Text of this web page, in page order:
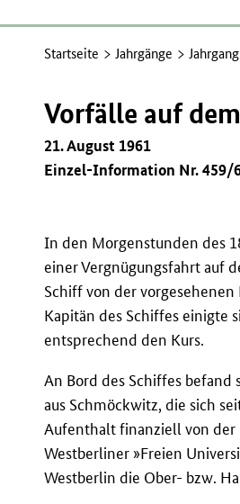
Startseite Jahrgänge
Vorfälle auf
21. August 1961
Einzel-Information Nr. 459/
In den Morgenstunden des
einer Vergnügungsfahrt auf
Schiff von der
Kapitän des Schiffes einigte
entsprechend den Kurs.
An Bord des Schiffes befand
aus Schmöckwitz, die sich
Aufenthalt finanziell von der
Westberliner »Freien
Westberlin die Ober- bzw.